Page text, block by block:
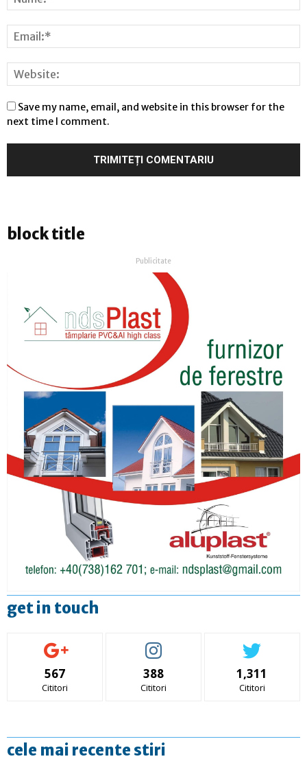
Save my name, email, and website in this browser for the
next time I comment.
block title
Publicitate
get in touch
567
Cititori
388
Cititori
1,311
Cititori
cele mai recente stiri